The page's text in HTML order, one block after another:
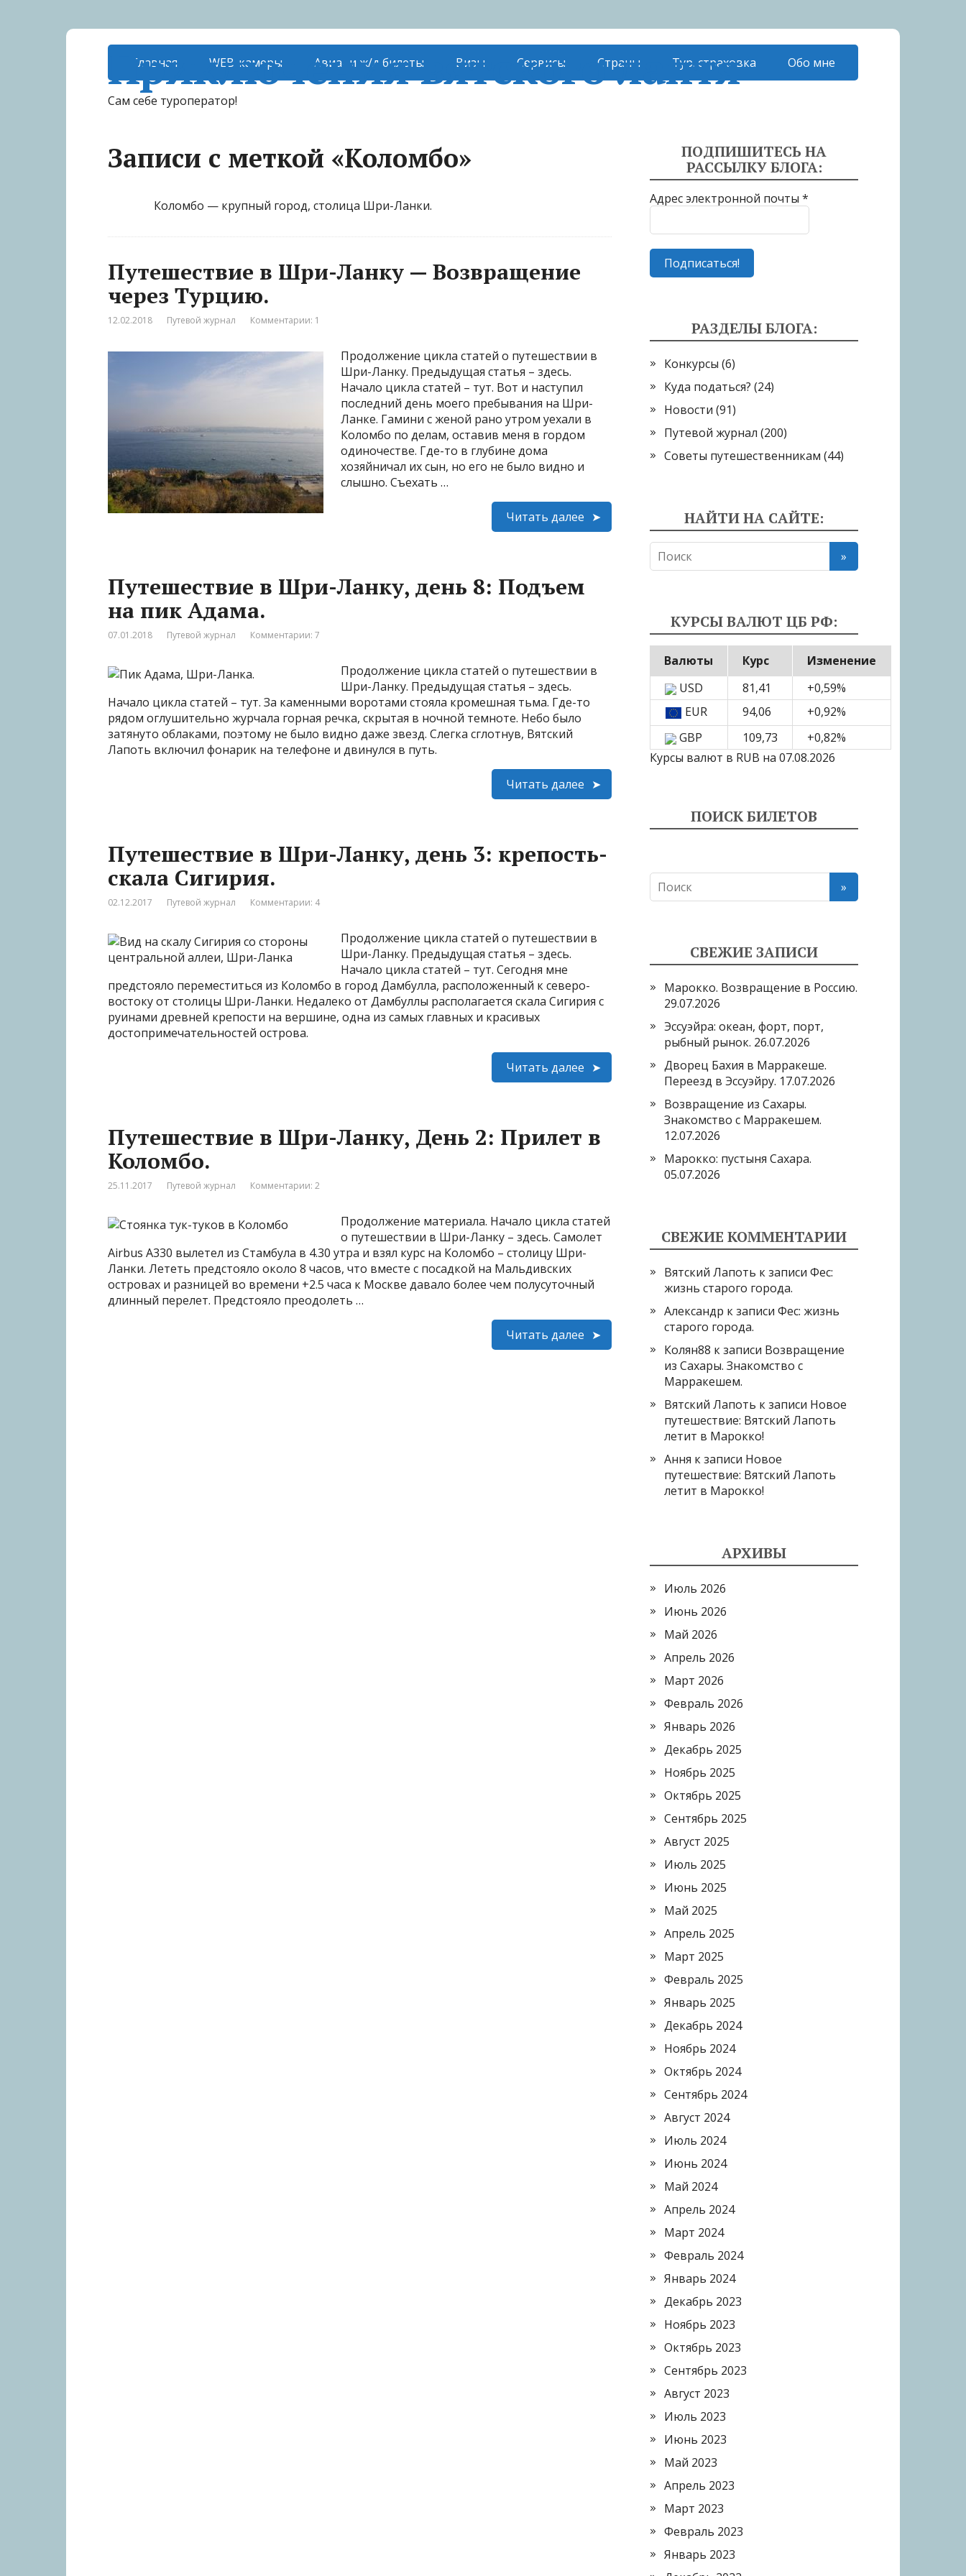
Приключения вятского лаптя
Сам себе туроператор!
Главная WEB-камеры Авиа- и ж/д билеты Визы Сервисы Страны Тур. страховка Обо мне
Записи с меткой «Коломбо»
Коломбо — крупный город, столица Шри-Ланки.
Путешествие в Шри-Ланку — Возвращение
через Турцию.
12.02.2018 Путевой журнал Комментарии: 1
Продолжение цикла статей о путешествии в
Шри-Ланку. Предыдущая статья – здесь.
Начало цикла статей – тут. Вот и наступил
последний день моего пребывания на Шри-
Ланке. Гамини с женой рано утром уехали в
Коломбо по делам, оставив меня в гордом
одиночестве. Где-то в глубине дома
хозяйничал их сын, но его не было видно и
слышно. Съехать …
Читать далее
Путешествие в Шри-Ланку, день 8: Подъем
на пик Адама.
07.01.2018 Путевой журнал Комментарии: 7
Продолжение цикла статей о путешествии в
Шри-Ланку. Предыдущая статья – здесь.
Начало цикла статей – тут. За каменными воротами стояла кромешная тьма. Где-то
рядом оглушительно журчала горная речка, скрытая в ночной темноте. Небо было
затянуто облаками, поэтому не было видно даже звезд. Слегка сглотнув, Вятский
Лапоть включил фонарик на телефоне и двинулся в путь.
Читать далее
Путешествие в Шри-Ланку, день 3: крепость-
скала Сигирия.
02.12.2017 Путевой журнал Комментарии: 4
Продолжение цикла статей о путешествии в
Шри-Ланку. Предыдущая статья – здесь.
Начало цикла статей – тут. Сегодня мне
предстояло переместиться из Коломбо в город Дамбулла, расположенный к северо-
востоку от столицы Шри-Ланки. Недалеко от Дамбуллы располагается скала Сигирия с
руинами древней крепости на вершине, одна из самых главных и красивых
достопримечательностей острова.
Читать далее
Путешествие в Шри-Ланку, День 2: Прилет в
Коломбо.
25.11.2017 Путевой журнал Комментарии: 2
Продолжение материала. Начало цикла статей
о путешествии в Шри-Ланку – здесь. Самолет
Airbus А330 вылетел из Стамбула в 4.30 утра и взял курс на Коломбо – столицу Шри-
Ланки. Лететь предстояло около 8 часов, что вместе с посадкой на Мальдивских
островах и разницей во времени +2.5 часа к Москве давало более чем полусуточный
длинный перелет. Предстояло преодолеть …
Читать далее
ПОДПИШИТЕСЬ НА
РАССЫЛКУ БЛОГА:
Адрес электронной почты *
РАЗДЕЛЫ БЛОГА:
Конкурсы (6)
Куда податься? (24)
Новости (91)
Путевой журнал (200)
Советы путешественникам (44)
НАЙТИ НА САЙТЕ:
КУРСЫ ВАЛЮТ ЦБ РФ:
Валюты Курс
Изменение
USD
81,41 +0,59%
EUR
94,06 +0,92%
GBP
109,73 +0,82%
Курсы валют в RUB на 07.08.2026
ПОИСК БИЛЕТОВ
СВЕЖИЕ ЗАПИСИ
Марокко. Возвращение в Россию.
29.07.2026
Эссуэйра: океан, форт, порт,
рыбный рынок. 26.07.2026
Дворец Бахия в Марракеше.
Переезд в Эссуэйру. 17.07.2026
Возвращение из Сахары.
Знакомство с Марракешем.
12.07.2026
Марокко: пустыня Сахара.
05.07.2026
СВЕЖИЕ КОММЕНТАРИИ
Вятский Лапоть к записи Фес:
жизнь старого города.
Александр к записи Фес: жизнь
старого города.
Колян88 к записи Возвращение
из Сахары. Знакомство с
Марракешем.
Вятский Лапоть к записи Новое
путешествие: Вятский Лапоть
летит в Марокко!
Ання к записи Новое
путешествие: Вятский Лапоть
летит в Марокко!
АРХИВЫ
Июль 2026
Июнь 2026
Май 2026
Апрель 2026
Март 2026
Февраль 2026
Январь 2026
Декабрь 2025
Ноябрь 2025
Октябрь 2025
Сентябрь 2025
Август 2025
Июль 2025
Июнь 2025
Май 2025
Апрель 2025
Март 2025
Февраль 2025
Январь 2025
Декабрь 2024
Ноябрь 2024
Октябрь 2024
Сентябрь 2024
Август 2024
Июль 2024
Июнь 2024
Май 2024
Апрель 2024
Март 2024
Февраль 2024
Январь 2024
Декабрь 2023
Ноябрь 2023
Октябрь 2023
Сентябрь 2023
Август 2023
Июль 2023
Июнь 2023
Май 2023
Апрель 2023
Март 2023
Февраль 2023
Январь 2023